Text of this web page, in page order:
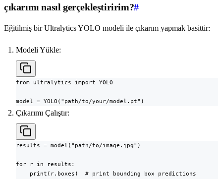
çıkarımı nasıl gerçekleştiririm?#
Eğitilmiş bir Ultralytics YOLO modeli ile çıkarım yapmak basittir:
Modeli Yükle:
from ultralytics import YOLO
model = YOLO("path/to/your/model.pt")
Çıkarımı Çalıştır:
results = model("path/to/image.jpg")
for r in results:
    print(r.boxes)  # print bounding box predictions